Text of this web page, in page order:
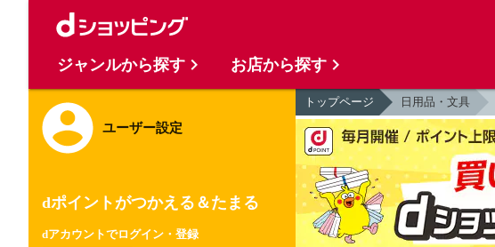
ユーザー設定
dポイントがつかえる＆たまる
dアカウントでログイン・登録
トップページ 日用品・文具
ジャンルから探す お店から探す